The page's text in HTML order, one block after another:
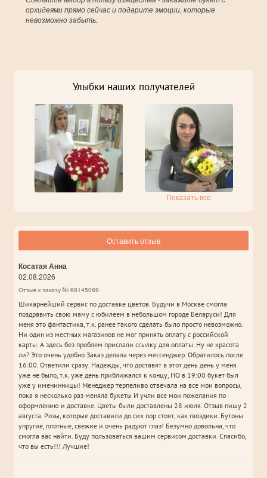
орхидеями прямо сейчас и подарите эмоции, которые
невозможно забыть.
Улыбки наших получателей
Показать все
Оставить отзыв
Косатая Анна
02.08.2026
Отзыв к заказу № 68145069
Шикарнейший сервис по доставке цветов. Будучи в Москве смогла
поздравить свою маму с юбилеем в небольшом городе Беларуси! Для
меня это фантастика, т.к. ранее такого сделать было просто невозможно.
Ни один из местных магазинов не мог принять оплату с российской
карты. А здесь без проблем прислали ссылку для оплаты. Ну не красота
ли? Это очень удобно Заказ делала через мессенджер. Обратилось после
16:00. Ответили сразу. Надежды, что доставят в этот день день у меня
уже не было, т.к. уже день приближался к концу, НО в 19:00 букет был
уже у именинницы! Менеджер терпеливо отвечала на все мои вопросы,
пока я несколько раз меняла букеты И учли все мои пожелания по
оформлению и доставке. Цветы были доставлены 28 июля. Отзыв пишу 2
августа. Розы, которые доставили до сих пор стоят, как гвоздики. Бутоны
упругие, плотные, свежие и очень радуют глаз! Безумно довольна, что
смогла вас найти. Буду пользоваться вашим сервисом доставки. Спасибо,
что вы есть!!! Лучшие!